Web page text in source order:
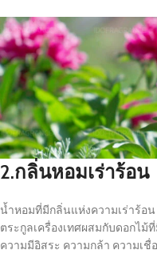
2.กลิ่นหอมเร่าร้อน
น้ำหอมที่มีกลิ่นแห่งความเร่าร้อ
ตระกูลเครื่องเทศผสมกับดอกไม้
ความมีอิสระ ความกล้า ความเ